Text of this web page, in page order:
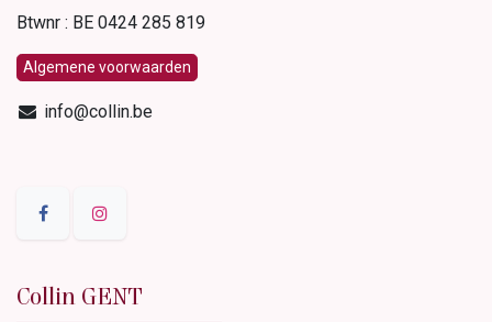
Btwnr : BE 0424 285 819
Algemene voorwaarden
info@collin.be
Collin GENT